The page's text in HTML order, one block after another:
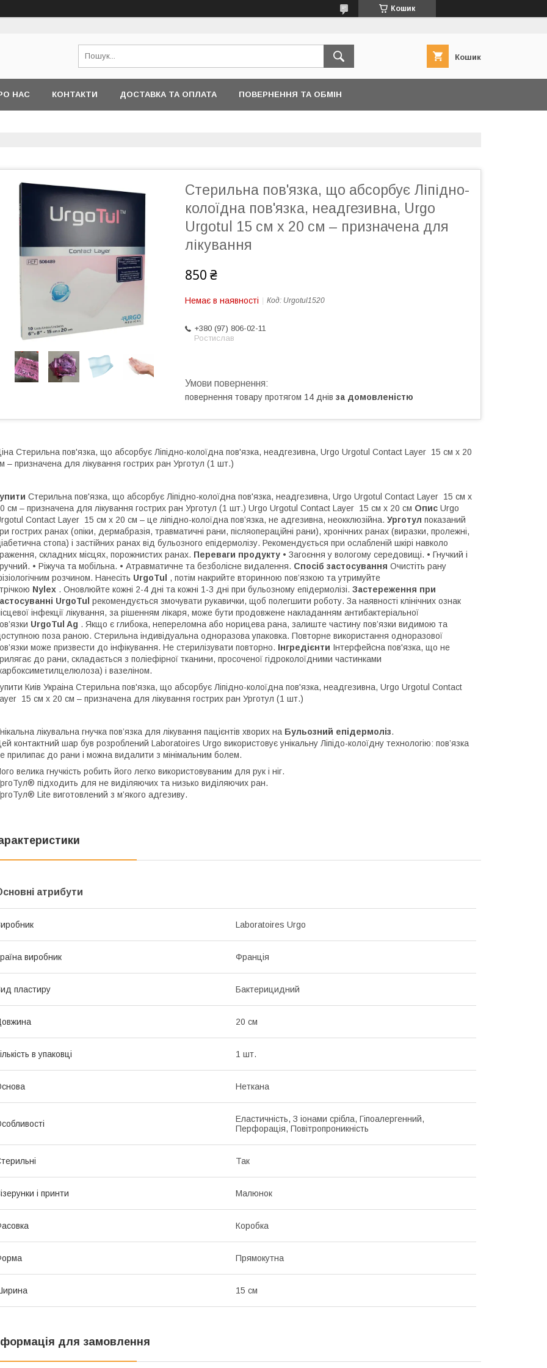
Кошик
Кошик
НАС КОНТАКТИ ДОСТАВКА ТА ОПЛАТА ПОВЕРНЕННЯ ТА ОБМІН
Стерильна пов'язка, що абсорбує Ліпідно-
колоїдна пов'язка, неадгезивна, Urgo
Urgotul 15 см х 20 см – призначена для
лікування
850 ₴
Немає в наявності Код: Urgotul1520
+380 (97) 806-02-11
Ростислав
повернення товару протягом 14 днів за домовленістю
Стерильна пов'язка, що абсорбує Ліпідно-колоїдна пов'язка, неадгезивна, Urgo Urgotul Contact Layer 15 см х 20
– призначена для лікування гострих ран Урготул (1 шт.)
Стерильна пов'язка, що абсорбує Ліпідно-колоїдна пов'язка, неадгезивна, Urgo Urgotul Contact Layer 15 см х
см – призначена для лікування гострих ран Урготул (1 шт.) Urgo Urgotul Contact Layer 15 см х 20 см Опис Urgo
Contact Layer 15 см х 20 см – це ліпідно-колоїдна пов’язка, не адгезивна, неокклюзійна. Урготул показаний
гострих ранах (опіки, дермабразія, травматичні рани, післяопераційні рани), хронічних ранах (виразки, пролежні,
стопа) і застійних ранах від бульозного епідермолізу. Рекомендується при ослабленій шкірі навколо
складних місцях, порожнистих ранах. Переваги продукту • Загоєння у вологому середовищі. • Гнучкий і
• Ріжуча та мобільна. • Атравматичне та безболісне видалення. Спосіб застосування Очистіть рану
розчином. Нанесіть UrgoTul
, потім накрийте вторинною пов’язкою та утримуйте
Nylex . Оновлюйте кожні 2-4 дні та кожні 1-3 дні при бульозному епідермолізі. Застереження при
UrgoTul рекомендується змочувати рукавички, щоб полегшити роботу. За наявності клінічних ознак
інфекції лікування, за рішенням лікаря, може бути продовжене накладанням антибактеріальної
UrgoTul Ag . Якщо є глибока, непереломна або норицева рана, залиште частину пов’язки видимою та
поза раною. Стерильна індивідуальна одноразова упаковка. Повторне використання одноразової
може призвести до інфікування. Не стерилізувати повторно. Інгредієнти Інтерфейсна пов'язка, що не
до рани, складається з поліефірної тканини, просоченої гідроколоїдними частинками
і вазеліном.
Киів Украіна Стерильна пов'язка, що абсорбує Ліпідно-колоїдна пов'язка, неадгезивна, Urgo Urgotul Contact
15 см х 20 см – призначена для лікування гострих ран Урготул (1 шт.)
лікувальна гнучка пов’язка для лікування пацієнтів хворих на Бульозний епідермоліз.
контактний шар був розроблений Laboratoires Urgo використовує унікальну Ліпідо-колоїдну технологію: пов’язка
прилипає до рани і можна видалити з мінімальним болем.
велика гнучкість робить його легко використовуваним для рук і ніг.
підходить для не виділяючих та низько виділяючих ран.
Lite виготовлений з м’якого адгезиву.
атрибути
Laboratoires Urgo
виробник Франція
пластиру Бактерицидний
20 см
в упаковці 1 шт.
Неткана
Еластичність, З іонами срібла, Гіпоалергенний,
Перфорація, Повітропроникність
Так
і принти Малюнок
Коробка
Прямокутна
15 см
для замовлення